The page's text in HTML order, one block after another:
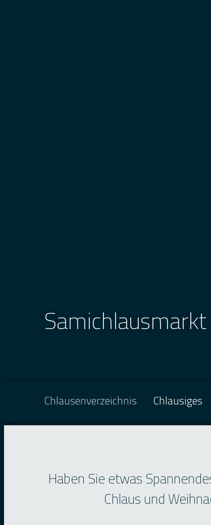
Samichlausmarkt
Chlausenverzeichnis Chlausiges
Haben Sie etwas
Chlaus und